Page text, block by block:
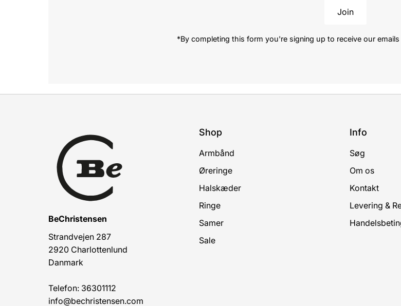
Join
*By completing this form you're signing up to receive our
BeChristensen
Strandvejen 287
2920 Charlottenlund
Danmark
Telefon: 36301112
info@bechristensen.com
Shop
Armbånd
Øreringe
Halskæder
Ringe
Samer
Sale
Info
Søg
Om os
Kontakt
Levering &